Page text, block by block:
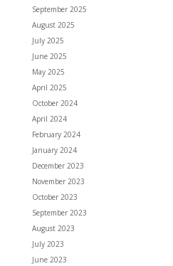
September 2025
August 2025
July 2025
June 2025
May 2025
April 2025
October 2024
April 2024
February 2024
January 2024
December 2023
November 2023
October 2023
September 2023
August 2023
July 2023
June 2023